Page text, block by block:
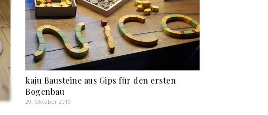
kaju Bausteine aus Gips für den ersten
Bogenbau
29. Oktober 2019